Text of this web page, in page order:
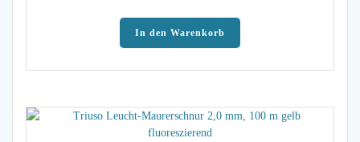
In den Warenkorb